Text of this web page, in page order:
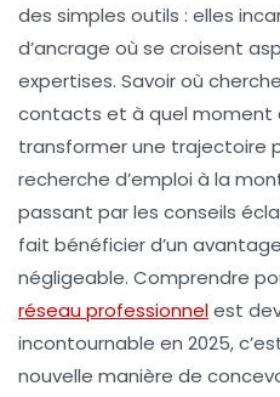
des simples outils : elles
d’ancrage où se croisent
expertises. Savoir où
contacts et à quel moment
transformer une trajectoire
recherche d’emploi à la
passant par les conseils
fait bénéficier d’un
négligeable. Comprendre
réseau professionnelest
incontournable en 2025,
nouvelle manière de